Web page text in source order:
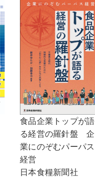
食品企業トップが語
る経営の羅針盤 企
業にのぞむパーパス
経営
日本食糧新聞社